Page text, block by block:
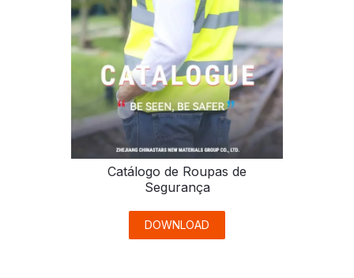
Catálogo de Roupas de
Segurança
DOWNLOAD